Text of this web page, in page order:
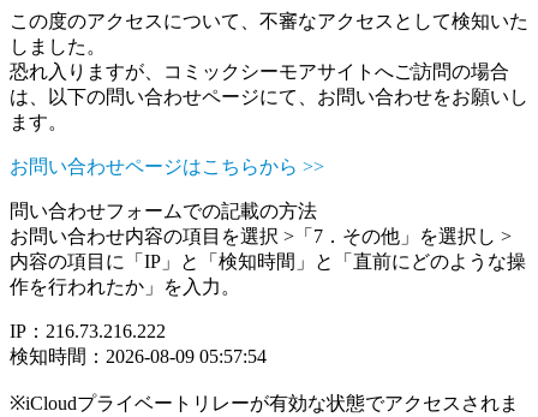
この度のアクセスについて、不審なアクセスとして検知いた
しました。
恐れ入りますが、コミックシーモアサイトへご訪問の場合
は、以下の問い合わせページにて、お問い合わせをお願いし
ます。
お問い合わせページはこちらから >>
問い合わせフォームでの記載の方法
お問い合わせ内容の項目を選択 >「7．その他」を選択し >
内容の項目に「IP」と「検知時間」と「直前にどのような操
作を行われたか」を入力。
IP：216.73.216.222
検知時間：2026-08-09 05:57:54
※iCloudプライベートリレーが有効な状態でアクセスされま